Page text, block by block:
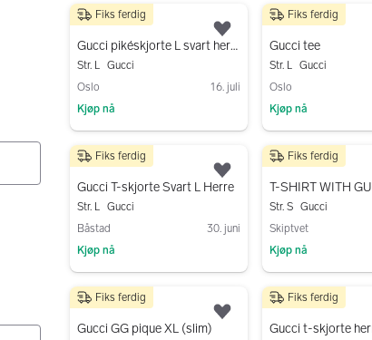
1 500 kr
Gucci pikéskjorte L svart herre
Str. L Gucci
Oslo
16. juli
Kjøp nå
Fiks ferdig
Legg til som favoritt.
1 399 kr
Gucci tee
Str. L Gucci
Oslo
Kjøp nå
Fiks ferdig
1 500 kr
Gucci T-skjorte Svart L Herre
Str. L Gucci
Båstad
30. juni
Kjøp nå
Fiks ferdig
Legg til som favoritt.
3 000 kr
Str. S Gucci
Skiptvet
Kjøp nå
Fiks ferdig
6 000 kr
Gucci GG pique XL (slim)
Fiks ferdig
Legg til som favoritt.
1 050 kr
Fiks ferdig